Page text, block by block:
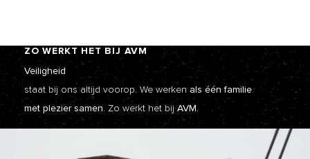
ZO WERKT HET BIJ AVM
Veiligheid
staat bij ons altijd voorop. We werken als één familie
met plezier samen. Zo werkt het bijAVM.